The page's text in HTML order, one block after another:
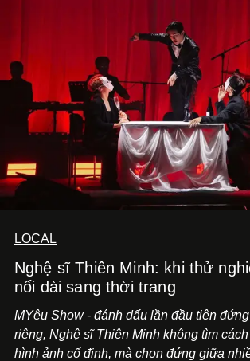
LOCAL
Nghệ sĩ Thiên Minh: khi thử
nối dài sang thời trang
MYêu Show - đánh dấu lần đầu tiên
riêng, Nghệ sĩ Thiên Minh không tìm
hình ảnh cố định, mà chọn đứng giữa